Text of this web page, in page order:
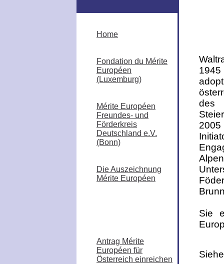
Home
Fondation du Mérite
Européen
(Luxemburg)
Mérite Européen
Freundes- und
Förderkreis
Deutschland e.V.
(Bonn)
Die Auszeichnung
Mérite Européen
Antrag Mérite
Européen für
Österreich einreichen
1945
des
2005
Sie